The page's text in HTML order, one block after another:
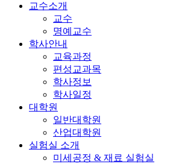
교수소개
교수
명예교수
학사안내
교육과정
편성교과목
학사정보
학사일정
대학원
일반대학원
산업대학원
실험실 소개
미세공정 & 재료 실험실